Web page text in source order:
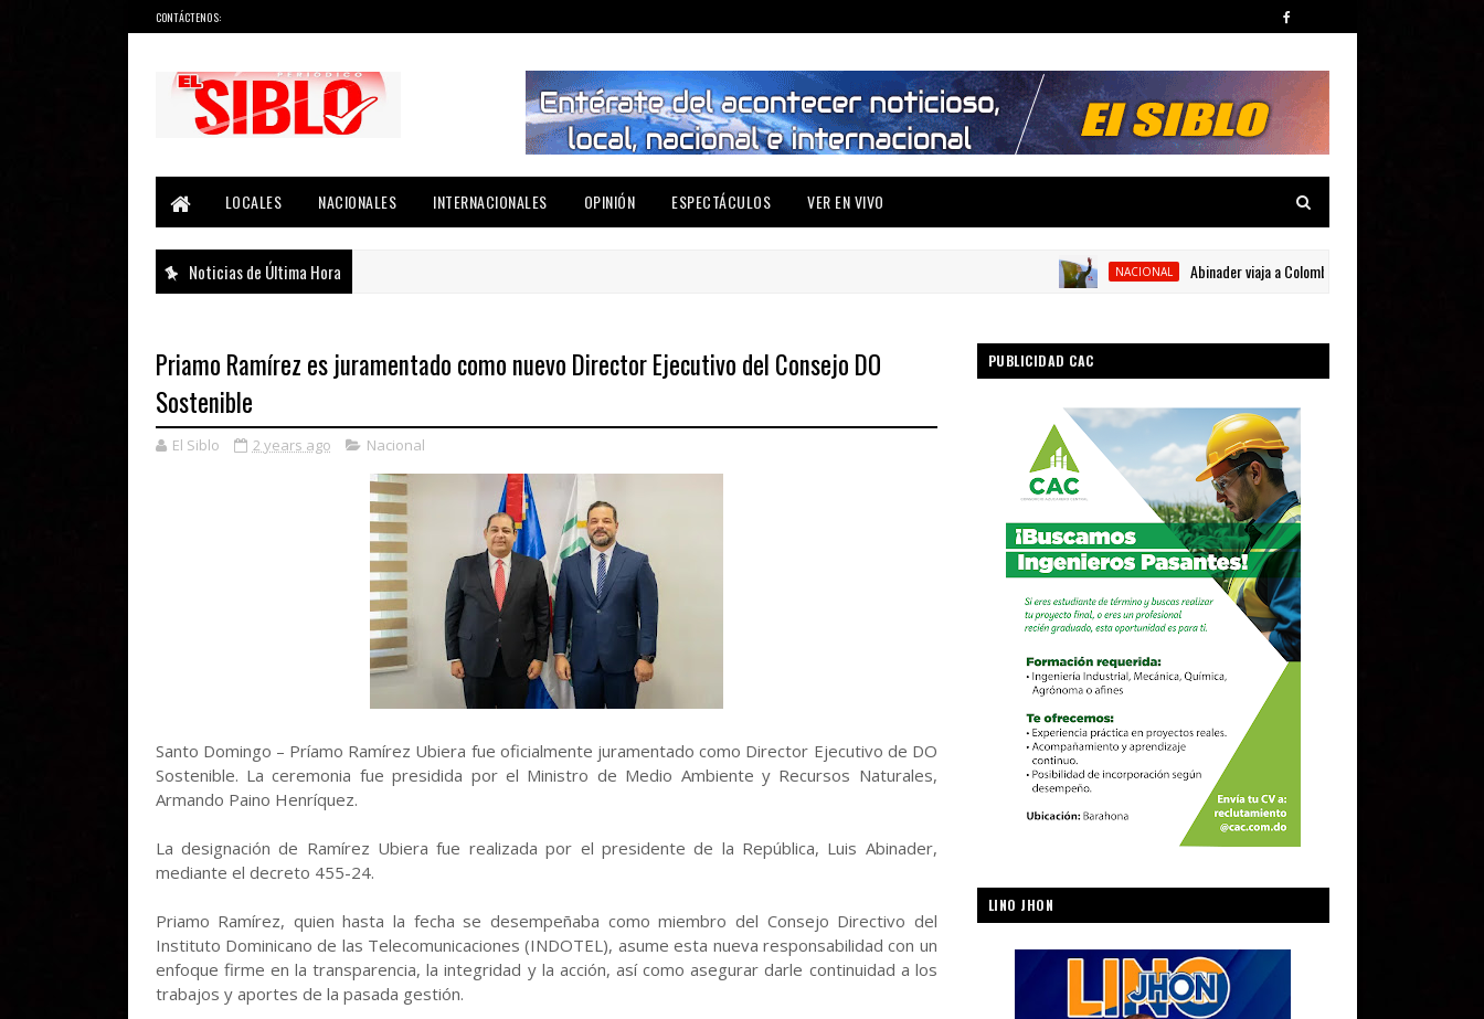
CONTÁCTENOS:
LOCALES
NACIONALES INTERNACIONALES OPINIÓN ESPECTÁCULOS VER EN VIVO
Noticias de Última Hora NACIONAL Abinader viaja a Colombia para participar en la toma de
Priamo Ramírez es juramentado como nuevo Director Ejecutivo del Consejo DO
Sostenible
El Siblo 2 years ago Nacional
Santo Domingo – Príamo Ramírez Ubiera fue oficialmente juramentado como Director Ejecutivo de DO
Sostenible. La ceremonia fue presidida por el Ministro de Medio Ambiente y Recursos Naturales,
Armando Paino Henríquez.
La designación de Ramírez Ubiera fue realizada por el presidente de la República, Luis Abinader,
mediante el decreto 455-24.
Priamo Ramírez, quien hasta la fecha se desempeñaba como miembro del Consejo Directivo del
Instituto Dominicano de las Telecomunicaciones (INDOTEL), asume esta nueva responsabilidad con un
enfoque firme en la transparencia, la integridad y la acción, así como asegurar darle continuidad a los
trabajos y aportes de la pasada gestión.
PUBLICIDAD CAC
LINO JHON